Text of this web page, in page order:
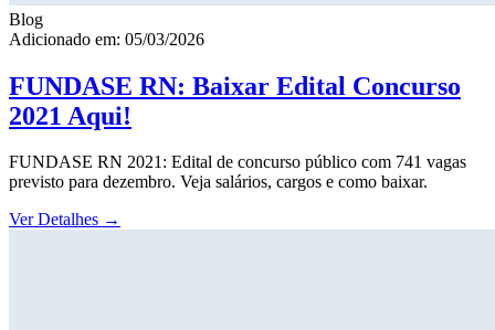
Blog
Adicionado em: 05/03/2026
FUNDASE RN: Baixar Edital Concurso
2021 Aqui!
FUNDASE RN 2021: Edital de concurso público com 741 vagas
previsto para dezembro. Veja salários, cargos e como baixar.
Ver Detalhes →